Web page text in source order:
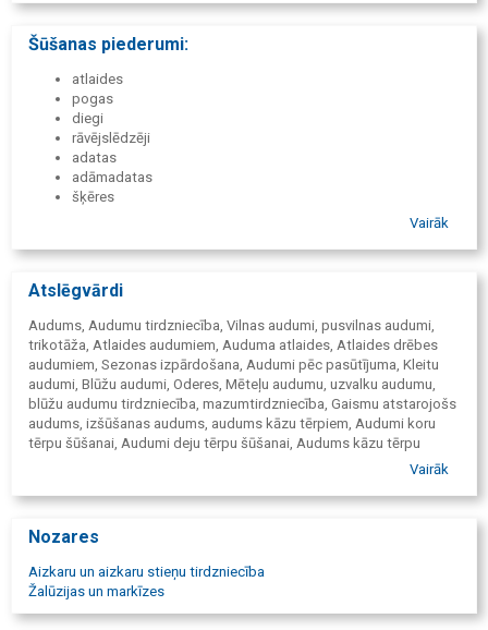
gabardīns
kostīmu audumi
atlass
kaprons
flīzelīns
mežģīņu audums
žakarda audumi
kokvilna
pusvilnas
deju tērpi
kora tērpi
sintepons
korsetes audums
audums korsetei
odere,
žakards,
mākslīgā āda,
mežģīnes,
apģērbu furnitūra,
krāsas audumiem, krāsot audumu. Audumi kostīmam
Plašs sortiments. Audumu izvēle.
Šūšanas piederumi:
atlaides
pogas
diegi
rāvējslēdzēji
adatas
adāmadatas
šķēres
lentes
manekeni
pērlītes
fliteri
adatu spilventiņi
rokdarbu kārbiņas
apdares lentes
slīpā diega lentes
mežģīnes
Vairāk
Atslēgvārdi
Audums, Audumu tirdzniecība, Vilnas audumi, pusvilnas audumi,
trikotāža, Atlaides audumiem, Auduma atlaides, Atlaides drēbes
audumiem, Sezonas izpārdošana, Audumi pēc pasūtījuma, Kleitu
audumi, Blūžu audumi, Oderes, Mēteļu audumu, uzvalku audumu,
blūžu audumu tirdzniecība, mazumtirdzniecība, Gaismu atstarojošs
audums, izšūšanas audums, audums kāzu tērpiem, Audumi koru
tērpu šūšanai, Audumi deju tērpu šūšanai, Audums kāzu tērpu
darināšanai, Mākslīgās kažokādas audumi, Mākslīgās kažokādas,
krepsatīns, gabardīns, biflekss, viskoze, džinss, velvets, vatelīns,
oderaudums, Žakarda audumi, mākslīgās ādas audumi,
Kokvilnas audumi, Poliestera audumi, Mežģīņu audumi, Audumi
mēbelēm, Dīvānu audumi, Izšūšanas audumi, Pusvilnas audumi, Tilla
audums, Trikotāžas audumi, Vilnas audumi, Zīda audums, Audumu
Vairāk
Nozares
Aizkaru un aizkaru stieņu tirdzniecība
Žalūzijas un markīzes